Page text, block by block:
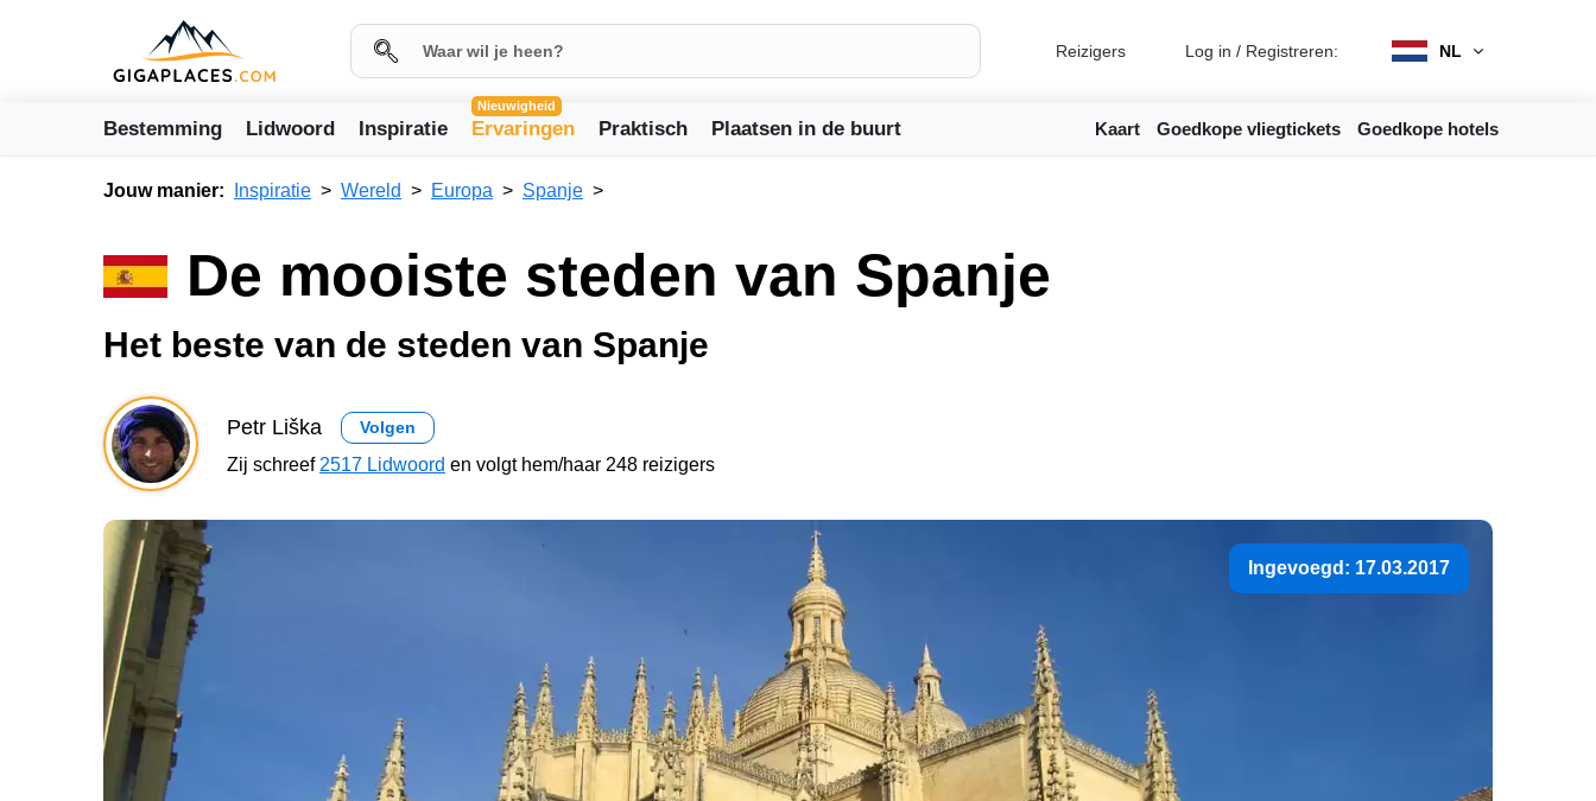
Reizigers Log in / Registreren: NL
Bestemming Lidwoord Inspiratie
Nieuwigheid
Ervaringen Praktisch Plaatsen in de buurt Kaart Goedkope vliegtickets Goedkope hotels
Jouw manier: Inspiratie Wereld Europa Spanje
De mooiste steden van Spanje
Het beste van de steden van Spanje
Petr Liška Volgen
Zij schreef 2517 Lidwoord en volgt hem/haar 248 reizigers
Ingevoegd: 17.03.2017